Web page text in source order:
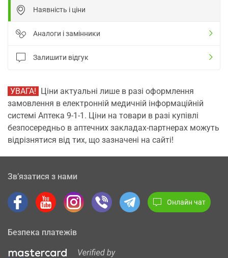
Наявність і ціни
Аналоги і замінники
Залишити відгук
УВАГА! Ціни актуальні лише в разі оформлення
замовлення в електронній медичній інформаційній
системі Аптека 9-1-1. Ціни на товари в разі купівлі
безпосередньо в аптечних закладах-партнерах можуть
відрізнятися від тих, що зазначені на сайті!
Зв’язатися з нами
Онлайн чат
Безпека платежів